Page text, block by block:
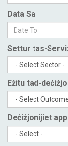
Data Sa
Settur tas-
Eżitu tad-
Deċiżjonijiet